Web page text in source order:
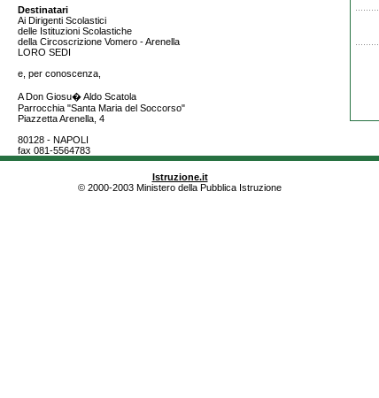
Destinatari
Ai Dirigenti Scolastici
delle Istituzioni Scolastiche
della Circoscrizione Vomero - Arenella
LORO SEDI
e, per conoscenza,
A Don Giosu� Aldo Scatola
Parrocchia "Santa Maria del Soccorso"
Piazzetta Arenella, 4
80128 - NAPOLI
fax 081-5564783
Istruzione.it
© 2000-2003 Ministero della Pubblica Istruzione